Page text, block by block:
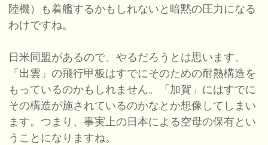
陸機）も着艦するかもしれないと暗黙の圧力になる
わけですね。
日米同盟があるので、やるだろうとは思います。
「出雲」の飛行甲板はすでにそのための耐熱構造を
もっているのかもしれません。「加賀」にはすでに
その構造が施されているのかなとか想像してしまい
ます。つまり、事実上の日本による空母の保有とい
うことになりますね。